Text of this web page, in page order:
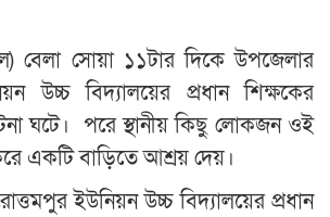
বেলা সোয়া ১১টার দিকে উপজেলার
উচ্চ বিদ্যালয়ের প্রধান শিক্ষকের
ঘটে। পরে স্থানীয় কিছু লোকজন ওই
একটি বাড়িতে আশ্রয় দেয়।
ইউনিয়ন উচ্চ বিদ্যালয়ের প্রধান